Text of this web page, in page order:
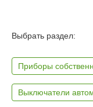
Выбрать раздел:
Приборы
Выключатели